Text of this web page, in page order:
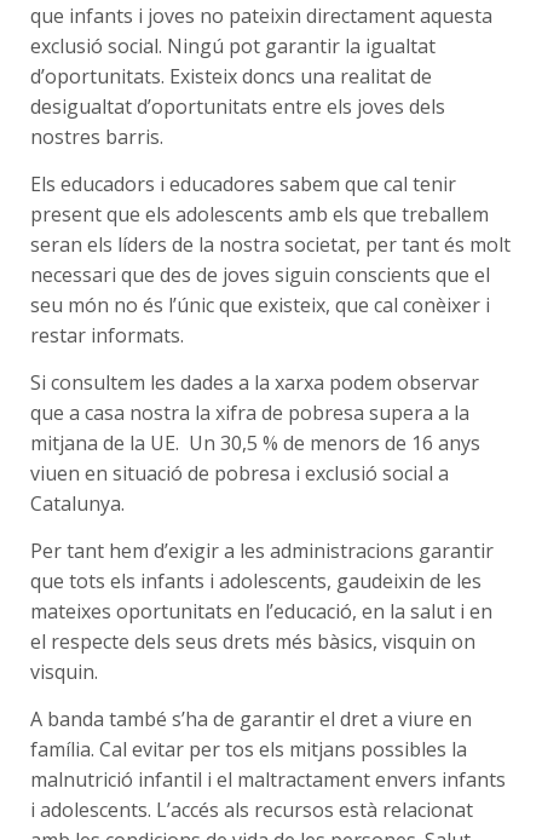
que infants i joves no pateixin directament aquesta
exclusió social. Ningú pot garantir la igualtat
d’oportunitats. Existeix doncs una realitat de
desigualtat d’oportunitats entre els joves dels
nostres barris.
Els educadors i educadores sabem que cal tenir
present que els adolescents amb els que treballem
seran els líders de la nostra societat, per tant és molt
necessari que des de joves siguin conscients que el
seu món no és l’únic que existeix, que cal conèixer i
restar informats.
Si consultem les dades a la xarxa podem observar
que a casa nostra la xifra de pobresa supera a la
mitjana de la UE. Un 30,5 % de menors de 16 anys
viuen en situació de pobresa i exclusió social a
Catalunya.
Per tant hem d’exigir a les administracions garantir
que tots els infants i adolescents, gaudeixin de les
mateixes oportunitats en l’educació, en la salut i en
el respecte dels seus drets més bàsics, visquin on
visquin.
A banda també s’ha de garantir el dret a viure en
família. Cal evitar per tos els mitjans possibles la
malnutrició infantil i el maltractament envers infants
i adolescents. L’accés als recursos està relacionat